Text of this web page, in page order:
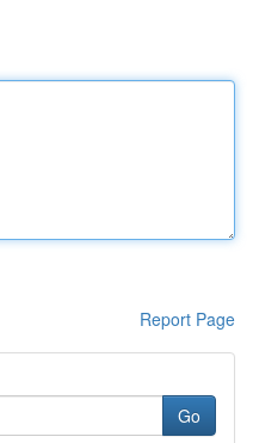
Report Page
Go